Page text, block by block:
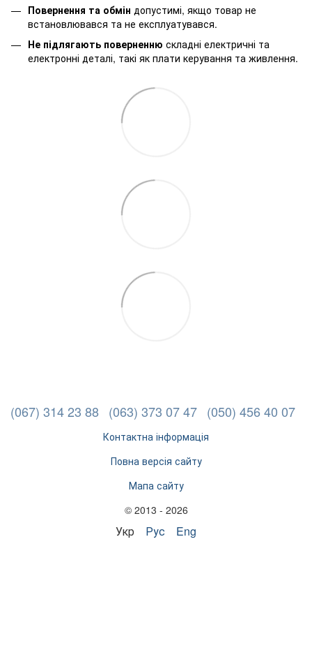
Повернення та обмін допустимі, якщо товар не
встановлювався та не експлуатувався.
Не підлягають поверненню складні електричні та
електронні деталі, такі як плати керування та живлення.
(067) 314 23 88 (063) 373 07 47 (050) 456 40 07
Контактна інформація
Повна версія сайту
Мапа сайту
© 2013 - 2026
Укр Рус Eng